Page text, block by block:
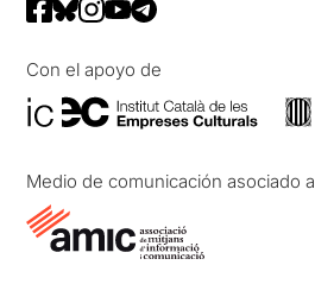
Con el apoyo de
Medio de comunicación asociado a